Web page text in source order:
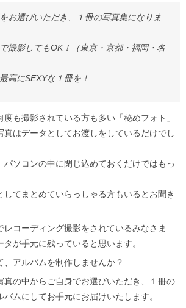
お選びいただき、１冊の写真集になりま
撮影してもOK！（東京・京都・福岡・名
高にSEXYな１冊を！
度も撮影されている方も多い「秘めフォト」
真はデータとしてお渡しをしているだけでし
パソコンの中に閉じ込めておくだけではもっ
してまとめていらっしゃる方もいるとお聞き
レコーディング撮影をされているみなさま
が手元に残っていると思います。
、アルバムを制作しませんか？
真の中からご自身でお選びいただき、１冊の
ムにしてお手元にお届けいたします。